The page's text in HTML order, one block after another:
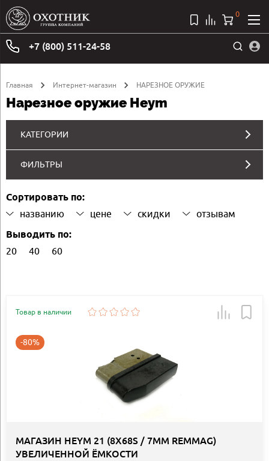
+7 (800) 511-24-58
0
Главная Интернет-магазин НАРЕЗНОЕ ОРУЖИЕ
Нарезное оружие Heym
КАТЕГОРИИ
ФИЛЬТРЫ
Сортировать по:
названию цене скидки отзывам
Выводить по:
20 40 60
Товар в наличии
-80%
МАГАЗИН HEYM 21 (8X68S / 7MM REMMAG)
УВЕЛИЧЕННОЙ ЁМКОСТИ